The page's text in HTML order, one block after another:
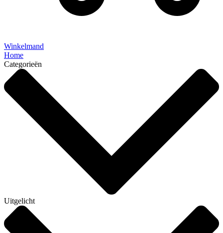
Winkelmand
Home
Categorieën
Uitgelicht